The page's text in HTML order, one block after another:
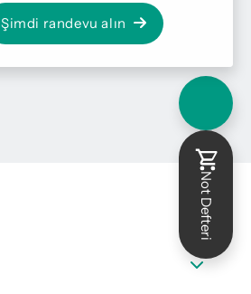
Şimdi randevu alın
Not Defteri